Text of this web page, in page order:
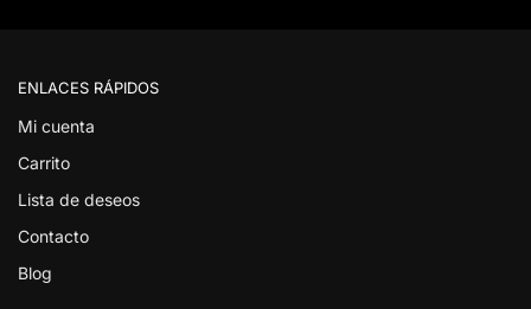
ENLACES RÁPIDOS
Mi cuenta
Carrito
Lista de deseos
Contacto
Blog